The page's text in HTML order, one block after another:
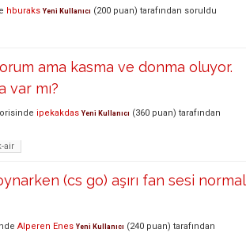
hburaks Yeni Kullanıcı (200 puan) tarafından soruldu
ama kasma ve donma oluyor.
var mı?
ipekakdas Yeni Kullanıcı (360 puan) tarafından
air
(cs go) aşırı fan sesi normal
Alperen Enes Yeni Kullanıcı (240 puan) tarafından